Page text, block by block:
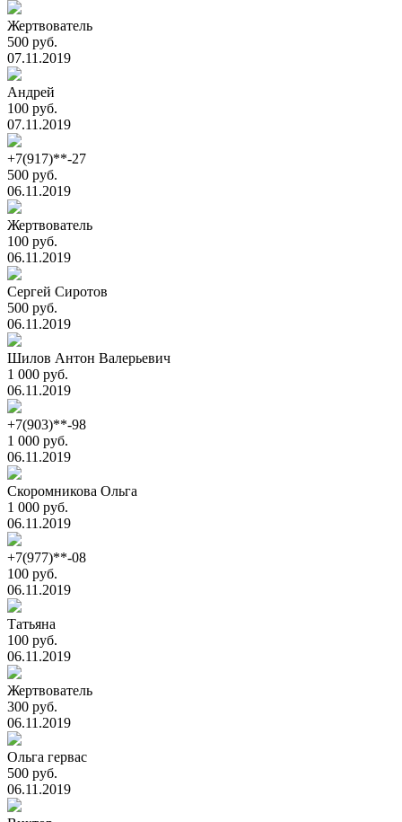
Жертвователь
500 руб.
07.11.2019
Андрей
100 руб.
07.11.2019
+7(917)**-27
500 руб.
06.11.2019
Жертвователь
100 руб.
06.11.2019
Сергей Сиротов
500 руб.
06.11.2019
Шилов Антон Валерьевич
1 000 руб.
06.11.2019
+7(903)**-98
1 000 руб.
06.11.2019
Скоромникова Ольга
1 000 руб.
06.11.2019
+7(977)**-08
100 руб.
06.11.2019
Татьяна
100 руб.
06.11.2019
Жертвователь
300 руб.
06.11.2019
Ольга гервас
500 руб.
06.11.2019